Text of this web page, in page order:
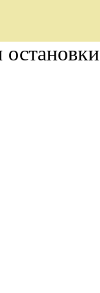
остановки